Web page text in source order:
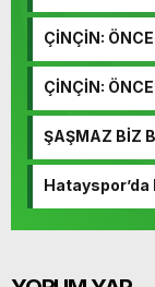
ÇİNÇİN:
ÇİNÇİN:
ŞAŞMAZ BİZ